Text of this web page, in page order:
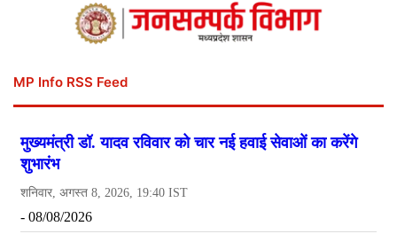
MP Info RSS Feed